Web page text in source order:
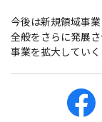
今後は新規領域事
全般をさらに発展
事業を拡大していく